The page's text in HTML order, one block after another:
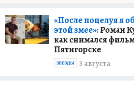
«После поцелуя я
этой змее»:Роман
как снимался
Пятигорске
3 августа
ЗВЕЗДЫ